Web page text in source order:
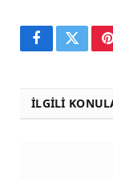
FacebookTwitter
İLGILI